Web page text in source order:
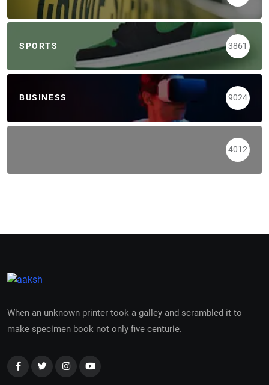
SPORTS 3861
BUSINESS 9024
4012
When an unknown printer took a galley and scrambled it to
make specimen book not only five centurie.